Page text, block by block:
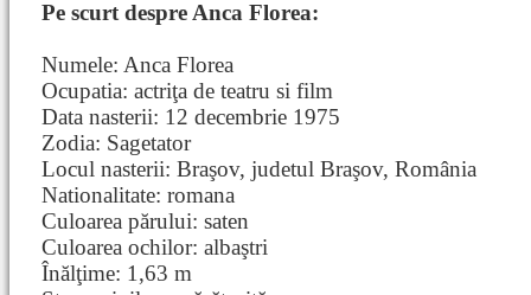
Pe scurt despre Anca Florea:
Numele: Anca Florea
Ocupatia: actriţa de teatru si film
Data nasterii: 12 decembrie 1975
Zodia: Sagetator
Locul nasterii: Braşov, judetul Braşov, România
Nationalitate: romana
Culoarea părului: saten
Culoarea ochilor: albaştri
Înălţime: 1,63 m